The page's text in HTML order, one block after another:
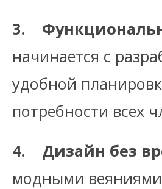
3.
начинается с
удобной
потребности всех
4. Дизайн без
модными